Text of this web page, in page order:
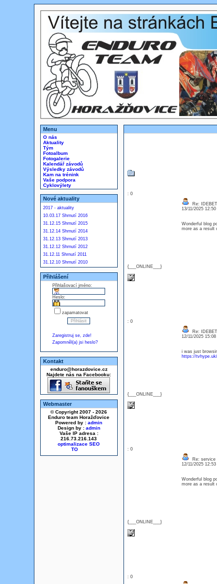
Menu
O nás
Aktuality
Tým
Fotoalbum
Fotogalerie
Kalendář závodů
Výsledky závodů
Kam na trénink
Vaše podpora
Cyklovýlety
Nové aktuality
2017 - aktuality
10.03.17 Shrnutí 2016
31.12.15 Shrnutí 2015
31.12.14 Shrnutí 2014
31.12.13 Shrnutí 2013
31.12.12 Shrnutí 2012
31.12.11 Shrnutí 2011
31.12.10 Shrnutí 2010
Přihlášení
Přihlašovací jméno:
Heslo:
zapamatovat
Zaregistruj se, zde!
Zapomněl(a) jsi heslo?
Kontakt
enduro@horazdovice.cz
Najdete nás na Facebooku:
Webmaster
© Copyright 2007 - 2026
Enduro team Horažďovice
Powered by : admin
Design by : admin
Vaše IP adresa :
216.73.216.143
optimalizace SEO
: 0
{___ONLINE___}
Re: IDEBET
13/11/2025
Wonderful blog
more as a
: 0
{___ONLINE___}
Re: IDEBET
12/11/2025
i was just
https://tvhype.uk/
: 0
{___ONLINE___}
Re: service
12/11/2025
Wonderful blog
more as a
: 0